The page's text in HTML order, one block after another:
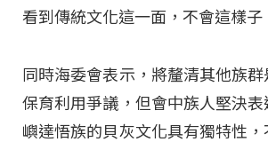
看到傳統文化這一面，不會這樣子
同時海委會表示，將釐清其他族群
保育利用爭議，但會中族人堅決
嶼達悟族的貝灰文化具有獨特性